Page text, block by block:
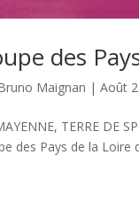
des
Maignan |Août
TERRE DE
des Pays de la Loire